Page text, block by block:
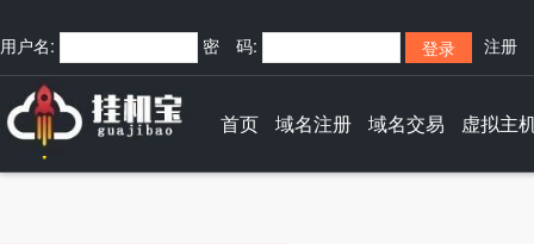
用户名: 密 码: 注册
快捷登录:
首页 域名注册 域名交易 虚拟主